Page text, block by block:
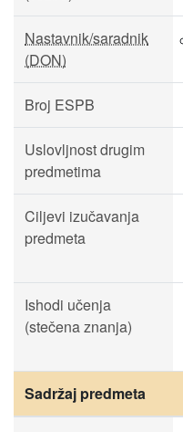
Nastavnik/saradnik
(DON)
Broj ESPB
Uslovljnost drugim
predmetima
Ciljevi izučavanja
predmeta
Ishodi učenja
(stečena znanja)
Sadržaj predmeta